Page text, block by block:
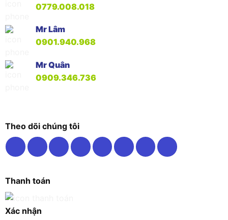
0779.008.018
Mr Lâm
0901.940.968
Mr Quân
0909.346.736
Theo dõi chúng tôi
Thanh toán
Xác nhận